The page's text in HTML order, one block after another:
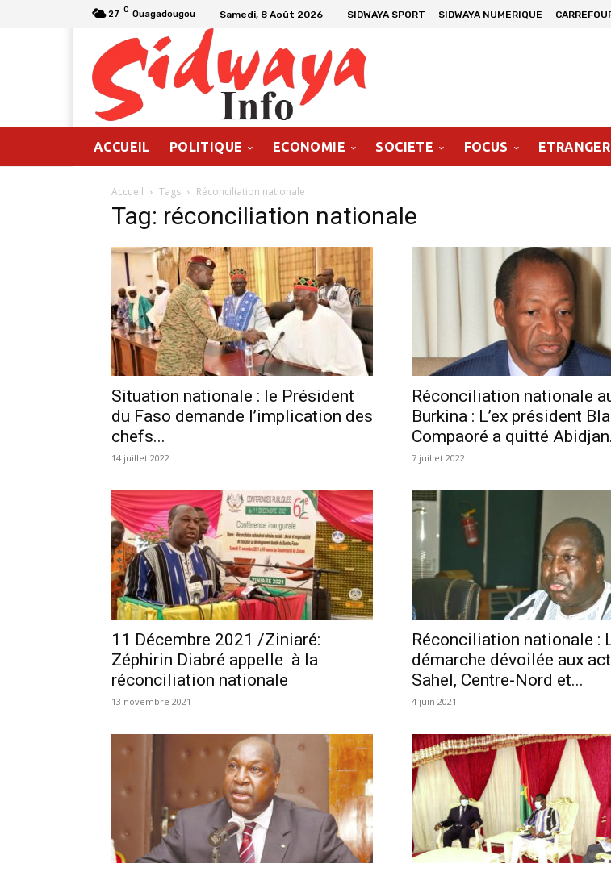
27 C Ouagadougou Samedi, 8 Août 2026 SIDWAYA SPORT SIDWAYA NUMERIQUE
ACCUEIL POLITIQUE ECONOMIE SOCIETE FOCUS ETRANGER
Accueil Tags Réconciliation nationale
Tag: réconciliation nationale
Situation nationale : le Président
du Faso demande l’implication des
chefs...
14 juillet 2022
Réconciliation nationale
Burkina : L’ex président
Compaoré a quitté
7 juillet 2022
11 Décembre 2021 /Ziniaré:
Zéphirin Diabré appelle à la
réconciliation nationale
13 novembre 2021
Réconciliation nationale :
démarche dévoilée aux
Sahel, Centre-Nord et...
4 juin 2021